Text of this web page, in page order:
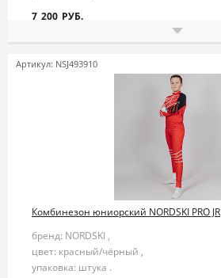
7 200 РУБ.
Артикул: NSJ493910
Комбинезон юниорский NORDSKI PRO JR
бренд: NORDSKI ,
цвет: красный/чёрный ,
упаковка: штука .